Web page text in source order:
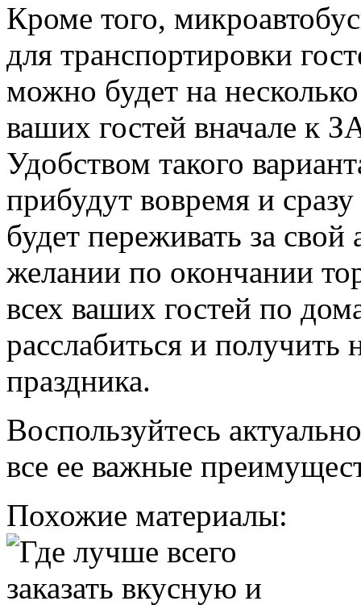
Кроме того,
для транспортировки
можно будет на
ваших гостей вначале к
Удобством такого
прибудут вовремя и
будет переживать за
желании по окончании
всех ваших гостей по
расслабиться и получить
праздника.
Воспользуйтесь
все ее важные
Похожие материалы: